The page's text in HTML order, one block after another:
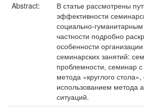
Abstract:
В статье рассмотрены
эффективности
социально-
частности подробно
особенности
семинарских занятий:
проблемности, семинар
метода «круглого
использованием метода
ситуаций.